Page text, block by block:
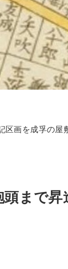
区画を成孚の屋
まで昇